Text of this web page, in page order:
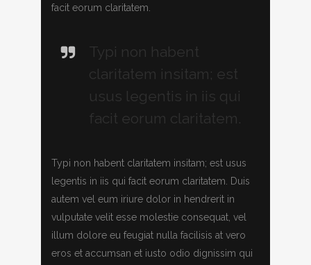
facit eorum claritatem.
Typi non habent
claritatem insitam; est
usus legentis in iis qui
facit eorum claritatem.
Typi non habent claritatem insitam; est usus
legentis in iis qui facit eorum claritatem. Duis
autem vel eum iriure dolor in hendrerit in
vulputate velit esse molestie consequat, vel
illum dolore eu feugiat nulla facilisis at vero
eros et accumsan et iusto odio dignissim qui